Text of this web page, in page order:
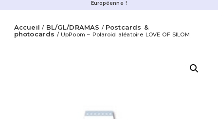
Européenne !
Accueil / BL/GL/DRAMAS / Postcards &
photocards / UpPoom – Polaroid aléatoire LOVE OF SILOM